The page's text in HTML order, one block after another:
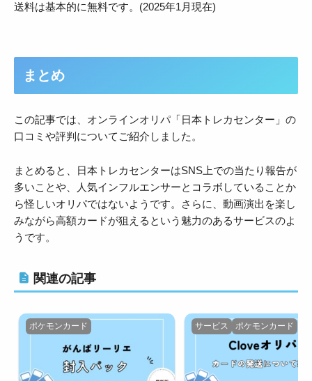
送料は基本的に無料です。(2025年1月現在)
まとめ
この記事では、オンラインオリパ「日本トレカセンター」の
口コミや評判についてご紹介しました。
まとめると、日本トレカセンターはSNS上での当たり報告が
多いことや、人気インフルエンサーとコラボしていることか
ら怪しいオリパではないようです。さらに、動画演出を楽し
みながら高額カードが狙えるという魅力のあるサービスのよ
うです。
関連の記事
ポケモンカード サービス ポケモンカード